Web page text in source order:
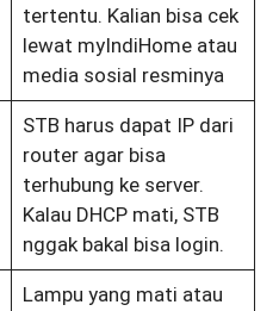
tertentu. Kalian bisa cek
lewat myIndiHome atau
media sosial resminya
STB harus dapat IP dari
router agar bisa
terhubung ke server.
Kalau DHCP mati, STB
nggak bakal bisa login.
Lampu yang mati atau